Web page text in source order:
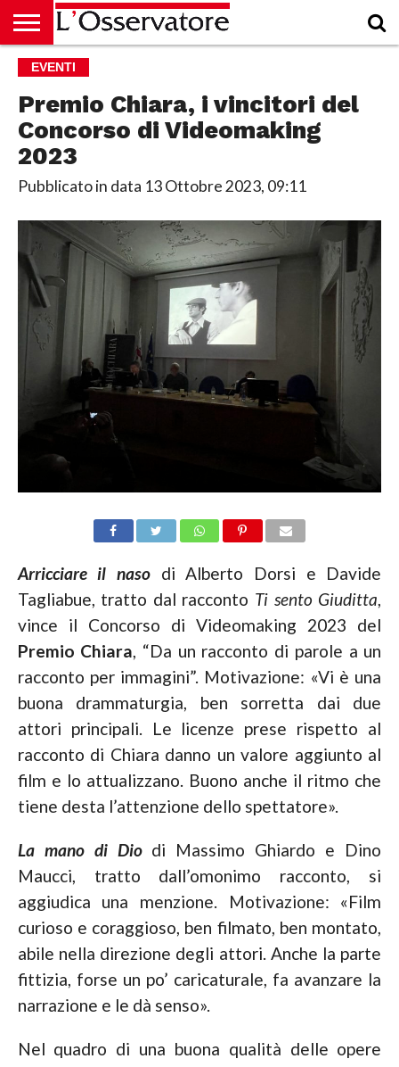
HOME
CULTURA
ECONOMIA
RUBRICHE
ARCHIVIO
PODCAST
ABBONAMENTO
CHI
ACCEDI
EVENTI
Premio Chiara, i vincitori del
Concorso di Videomaking
2023
Pubblicato in data 13 Ottobre 2023, 09:11
Arricciare il nasodi Alberto Dorsi e Davide
Tagliabue, tratto dal racconto Ti sento Giuditta,
vince il Concorso di Videomaking 2023 del
Premio Chiara, “Da un racconto di parole a un
racconto per immagini”. Motivazione: «Vi è una
buona drammaturgia, ben sorretta dai due
attori principali. Le licenze prese rispetto al
racconto di Chiara danno un valore aggiunto al
film e lo attualizzano. Buono anche il ritmo che
tiene desta l’attenzione dello spettatore».
La mano di Dio di Massimo Ghiardo e Dino
Maucci, tratto dall’omonimo racconto, si
aggiudica una menzione. Motivazione: «Film
curioso e coraggioso, ben filmato, ben montato,
abile nella direzione degli attori. Anche la parte
fittizia, forse un po’ caricaturale, fa avanzare la
narrazione e le dà senso».
Nel quadro di una buona qualità delle opere